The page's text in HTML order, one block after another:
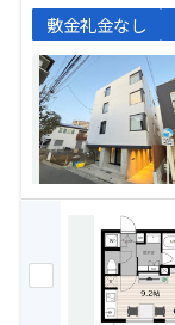
敷金礼金なし